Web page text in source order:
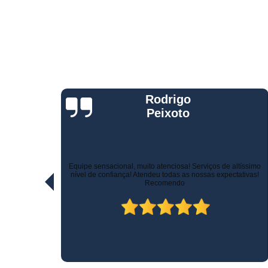
Jorge Eduardo
Rizzotti
Quando comprei fui muito bem atendido na hora da venda e
pelo suporte! Não demoraram para marcar a instalação e o
técnico tomou todo cuidado com meu carro. Estou trocando de
veículo e vou instalar no outro! Recomendo!